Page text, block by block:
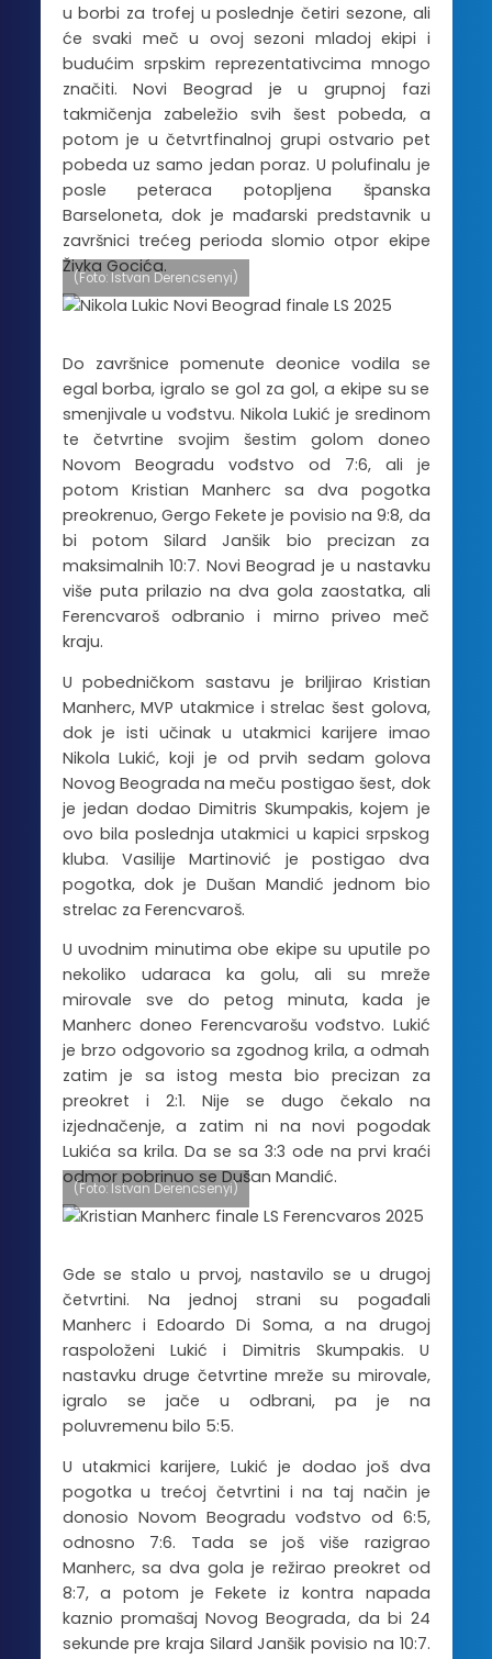
u borbi za trofej u poslednje četiri sezone, ali
će svaki meč u ovoj sezoni mladoj ekipi i
budućim srpskim reprezentativcima mnogo
značiti. Novi Beograd je u grupnoj fazi
takmičenja zabeležio svih šest pobeda, a
potom je u četvrtfinalnoj grupi ostvario pet
pobeda uz samo jedan poraz. U polufinalu je
posle peteraca potopljena španska
Barseloneta, dok je mađarski predstavnik u
završnici trećeg perioda slomio otpor ekipe
Živka Gocića.
(Foto: Istvan Derencsenyi)
Do završnice pomenute deonice vodila se
egal borba, igralo se gol za gol, a ekipe su se
smenjivale u vođstvu. Nikola Lukić je sredinom
te četvrtine svojim šestim golom doneo
Novom Beogradu vođstvo od 7:6, ali je
potom Kristian Manherc sa dva pogotka
preokrenuo, Gergo Fekete je povisio na 9:8, da
bi potom Silard Janšik bio precizan za
maksimalnih 10:7. Novi Beograd je u nastavku
više puta prilazio na dva gola zaostatka, ali
Ferencvaroš odbranio i mirno priveo meč
kraju.
U pobedničkom sastavu je briljirao Kristian
Manherc, MVP utakmice i strelac šest golova,
dok je isti učinak u utakmici karijere imao
Nikola Lukić, koji je od prvih sedam golova
Novog Beograda na meču postigao šest, dok
je jedan dodao Dimitris Skumpakis, kojem je
ovo bila poslednja utakmici u kapici srpskog
kluba. Vasilije Martinović je postigao dva
pogotka, dok je Dušan Mandić jednom bio
strelac za Ferencvaroš.
U uvodnim minutima obe ekipe su uputile po
nekoliko udaraca ka golu, ali su mreže
mirovale sve do petog minuta, kada je
Manherc doneo Ferencvarošu vođstvo. Lukić
je brzo odgovorio sa zgodnog krila, a odmah
zatim je sa istog mesta bio precizan za
preokret i 2:1. Nije se dugo čekalo na
izjednačenje, a zatim ni na novi pogodak
Lukića sa krila. Da se sa 3:3 ode na prvi kraći
odmor pobrinuo se Dušan Mandić.
(Foto: Istvan Derencsenyi)
Gde se stalo u prvoj, nastavilo se u drugoj
četvrtini. Na jednoj strani su pogađali
Manherc i Edoardo Di Soma, a na drugoj
raspoloženi Lukić i Dimitris Skumpakis. U
nastavku druge četvrtine mreže su mirovale,
igralo se jače u odbrani, pa je na
poluvremenu bilo 5:5.
U utakmici karijere, Lukić je dodao još dva
pogotka u trećoj četvrtini i na taj način je
donosio Novom Beogradu vođstvo od 6:5,
odnosno 7:6. Tada se još više razigrao
Manherc, sa dva gola je režirao preokret od
8:7, a potom je Fekete iz kontra napada
kaznio promašaj Novog Beograda, da bi 24
sekunde pre kraja Silard Janšik povisio na 10:7.